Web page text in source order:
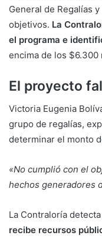
General de Regalías
objetivos. La
el programa e
encima de los $6.300
El proyecto
Victoria Eugenia
grupo de regalías,
determinar el monto
«No cumplió con el
hechos generadores
La Contraloría
recibe recursos